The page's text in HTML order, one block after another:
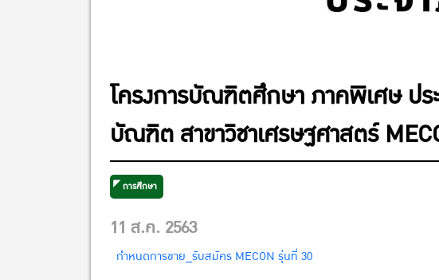
โครงการบัณฑิตศึกษา ภาคพิเศษ ปร
บัณฑิต สาขาวิชาเศรษฐศาสตร์
การศึกษา
11 ส.ค. 2563
กำหนดการขาย_รับสมัคร MECON รุ่นที่ 30